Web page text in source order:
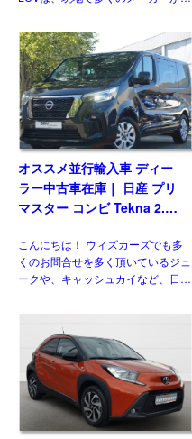
日本市場にひとつも正規導入されて
おりません。そのなかでも欧州で高
い評価を得ている国産メーカ […]
オススメ並行輸入車 ディー
ラー中古車在庫｜ 日産 プリ
マスター コンビ Tekna 2.0
ハンドル
こんにちは！ ウィズカーズでも多
くのお問合せを多く頂いているジュ
ークや、キャッシュカイなど、日本
のLCV、NV300（NISSAN NV300